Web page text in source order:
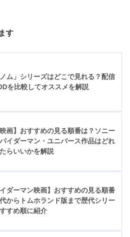
す
ノム」シリーズはどこで見れる？配信
を比較してオススメを解説
映画】おすすめの見る順番は？ソニー
イダーマン・ユニバース作品はどれ
らいいかを解説
イダーマン映画】おすすめの見る順番
からトムホランド版まで歴代シリー
すめ順に紹介